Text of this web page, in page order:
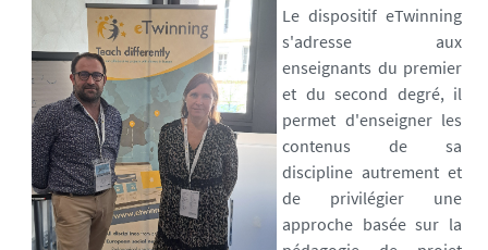
v
n
a
n
e
Le dispositif eTwinning
s'adresse aux
enseignants du premier
et du second degré, il
permet d'enseigner les
contenus de sa
discipline autrement et
de privilégier une
approche basée sur la